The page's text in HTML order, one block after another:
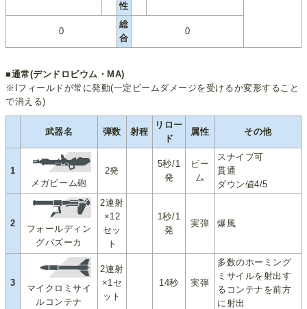
性
0
総
合
0
■通常(デンドロビウム・MA)
※Iフィールドが常に発動(一定ビームダメージを受けるか変形すること
で消える)
武器名 弾数 射程
リロー
ド
属性 その他
1
メガビーム砲
2発
5秒/1
発
ビー
ム
スナイプ可
貫通
ダウン値4/5
2
フォールディン
グバズーカ
2連射
×12
セッ
ト
1秒/1
発
実弾 爆風
3
マイクロミサイ
ルコンテナ
2連射
×1セ
ット
14秒 実弾
多数のホーミング
ミサイルを射出す
るコンテナを前方
に射出